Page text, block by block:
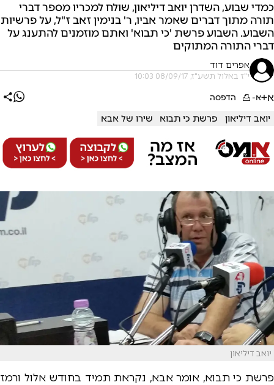
כמדי שבוע, השדרן יואב דיליאון, שולח למכריו מספר דברי
תורה מתוך דברים שאמר אביו, ר' בנימין זאב ז"ל, על פרשיות
השבוע. השבוע פרשת 'כי תבוא' ואתם מוזמנים להתענג על
דברי התורה המתוקים
אפרים דוד
י"ז באלול תשע"ז, 08/09/17 10:03
א+א- הדפסה
יואב דיליאון פרשת כי תבוא שירו של אבא
יואב דיליאון
פרשת כי תבוא, אומר אבא, נקראת תמיד בחודש אלול ורמז